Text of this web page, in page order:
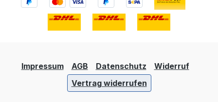
Impressum AGB Datenschutz
Widerruf
Vertrag widerrufen